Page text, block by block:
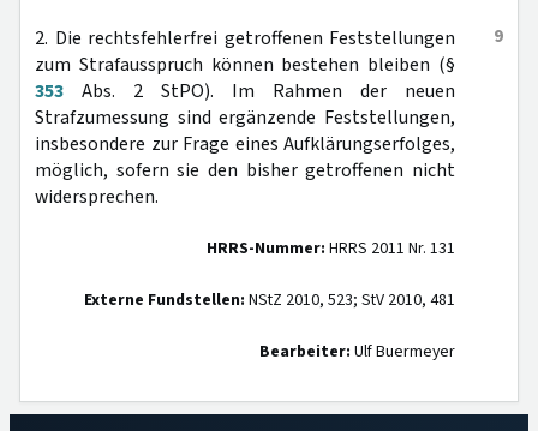
9
2. Die rechtsfehlerfrei getroffenen Feststellungen
zum Strafausspruch können bestehen bleiben (§
353 Abs. 2 StPO). Im Rahmen der neuen
Strafzumessung sind ergänzende Feststellungen,
insbesondere zur Frage eines Aufklärungserfolges,
möglich, sofern sie den bisher getroffenen nicht
widersprechen.
HRRS-Nummer: HRRS 2011 Nr. 131
Externe Fundstellen: NStZ 2010, 523; StV 2010, 481
Bearbeiter: Ulf Buermeyer